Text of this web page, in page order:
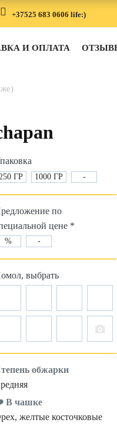
+37525 683 0606 life:)
И ОПЛАТА
250 ГР 1000 ГР -
по
цене *
% -
выбрать
обжарки
В чашке
желтые косточковые